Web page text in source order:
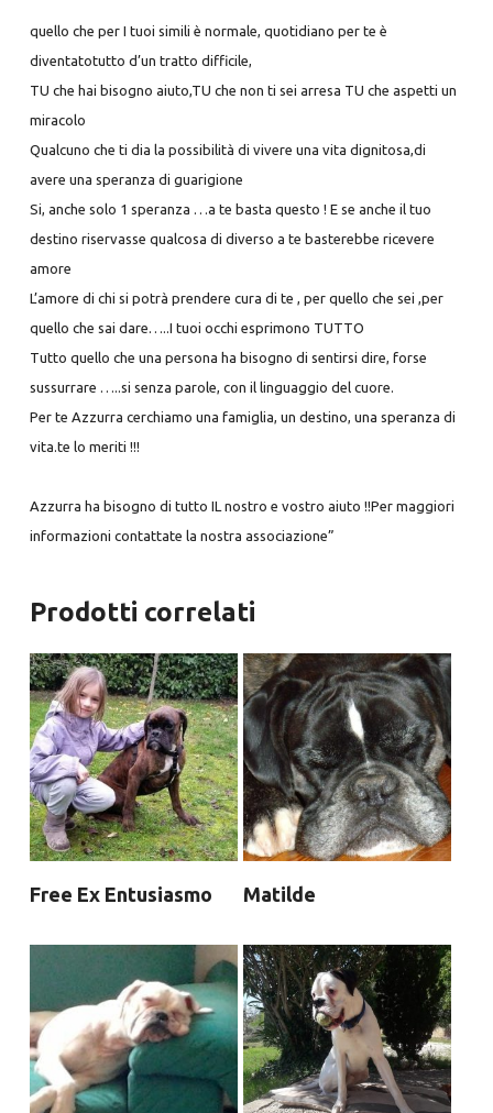
quello che per I tuoi simili è normale, quotidiano per te è
diventatotutto d’un tratto difficile,
TU che hai bisogno aiuto,TU che non ti sei arresa TU che aspetti un
miracolo
Qualcuno che ti dia la possibilità di vivere una vita dignitosa,di
avere una speranza di guarigione
Si, anche solo 1 speranza …a te basta questo ! E se anche il tuo
destino riservasse qualcosa di diverso a te basterebbe ricevere
amore
L’amore di chi si potrà prendere cura di te , per quello che sei ,per
quello che sai dare…..I tuoi occhi esprimono TUTTO
Tutto quello che una persona ha bisogno di sentirsi dire, forse
sussurrare …..si senza parole, con il linguaggio del cuore.
Per te Azzurra cerchiamo una famiglia, un destino, una speranza di
vita.te lo meriti !!!
Azzurra ha bisogno di tutto IL nostro e vostro aiuto !!Per maggiori
informazioni contattate la nostra associazione”
Prodotti correlati
Free Ex Entusiasmo Matilde